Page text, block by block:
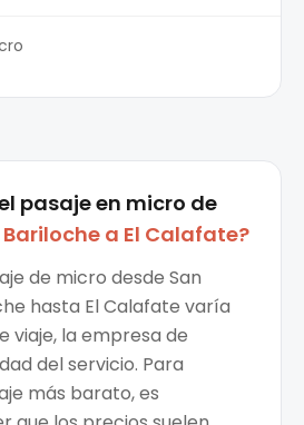
pasaje en micro de
a El Calafate?
de micro desde San
hasta El Calafate varía
viaje, la empresa de
del servicio. Para
más barato, es